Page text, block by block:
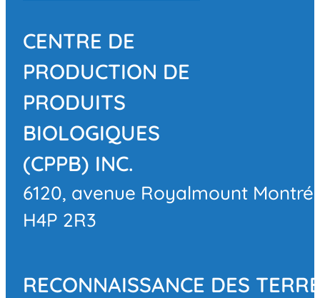
CENTRE DE
PRODUCTION DE
PRODUITS
BIOLOGIQUES
(CPPB) INC.
6120, avenue Royalmount
H4P 2R3
RECONNAISSANCE DES